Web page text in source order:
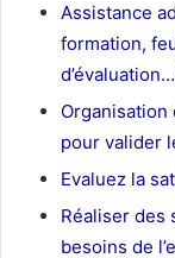
Assistance
formation,
Organisation
pour valider
Evaluez la
Réaliser des
besoins de